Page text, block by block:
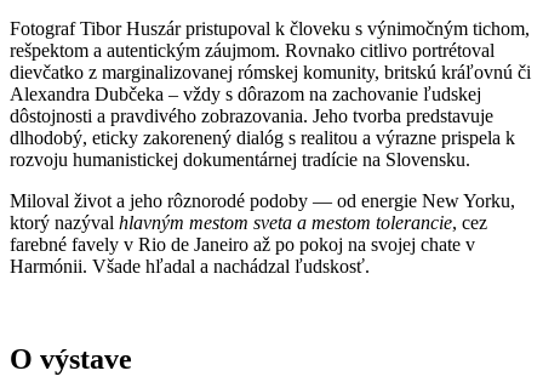
Fotograf Tibor Huszár pristupoval k človeku s výnimočným tichom,
rešpektom a autentickým záujmom. Rovnako citlivo portrétoval
dievčatko z marginalizovanej rómskej komunity, britskú kráľovnú či
Alexandra Dubčeka – vždy s dôrazom na zachovanie ľudskej
dôstojnosti a pravdivého zobrazovania. Jeho tvorba predstavuje
dlhodobý, eticky zakorenený dialóg s realitou a výrazne prispela k
rozvoju humanistickej dokumentárnej tradície na Slovensku.
Miloval život a jeho rôznorodé podoby — od energie New Yorku,
ktorý nazýval hlavným mestom sveta a mestom tolerancie, cez
farebné favely v Rio de Janeiro až po pokoj na svojej chate v
Harmónii. Všade hľadal a nachádzal ľudskosť.
O výstave